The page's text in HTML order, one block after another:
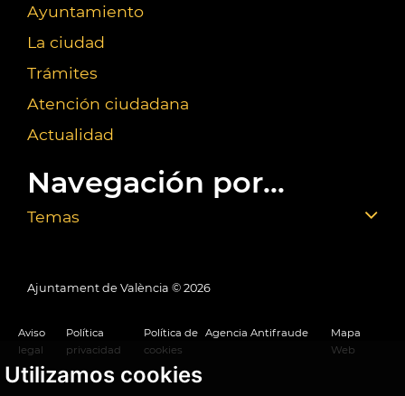
Utilizamos cookies
Ayuntamiento
La ciudad
Trámites
Atención ciudadana
Actualidad
Navegación por...
Temas
Ajuntament de València © 2026
Aviso
legal
Política
privacidad
Política de
cookies
Agencia Antifraude
Mapa
Web